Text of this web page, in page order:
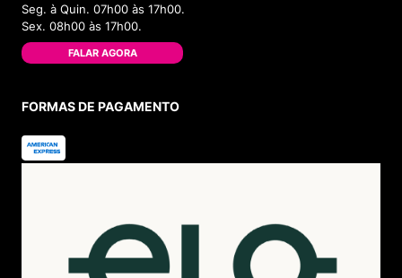
Seg. à Quin. 07h00 às 17h00.
Sex. 08h00 às 17h00.
FALAR AGORA
FORMAS DE PAGAMENTO